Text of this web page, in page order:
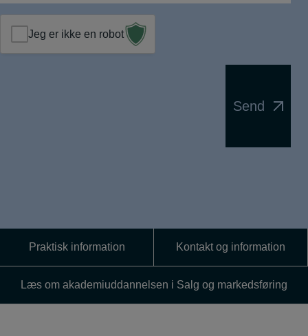
Jeg er ikke en robot
Send
Praktisk information Kontakt og information
Læs om akademiuddannelsen i Salg og markedsføring